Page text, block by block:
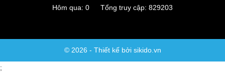
Hôm qua: 0 Tổng truy cập: 829203
© 2026 - Thiết kế bởi sikido.vn
;